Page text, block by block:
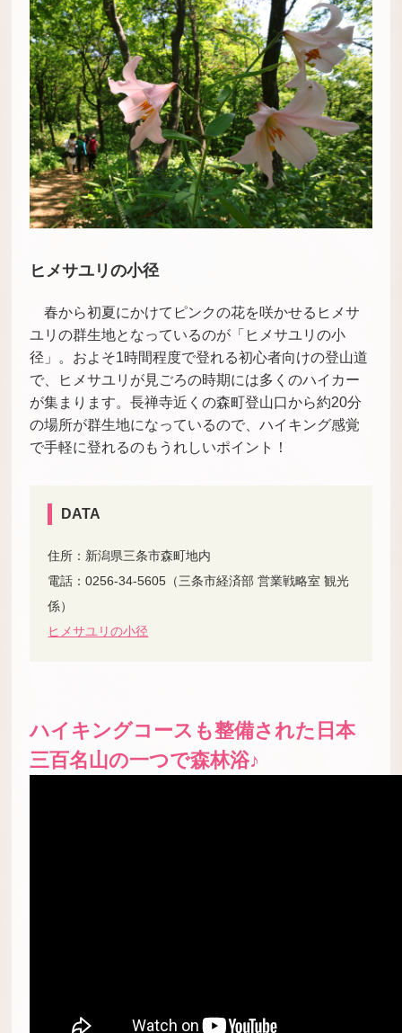
ヒメサユリの小径
春から初夏にかけてピンクの花を咲かせるヒメサ
ユリの群生地となっているのが「ヒメサユリの小
径」。およそ1時間程度で登れる初心者向けの登山道
で、ヒメサユリが見ごろの時期には多くのハイカー
が集まります。長禅寺近くの森町登山口から約20分
の場所が群生地になっているので、ハイキング感覚
で手軽に登れるのもうれしいポイント！
DATA
住所：新潟県三条市森町地内
電話：0256-34-5605（三条市経済部 営業戦略室 観光
係）
ヒメサユリの小径
ハイキングコースも整備された日本
三百名山の一つで森林浴♪